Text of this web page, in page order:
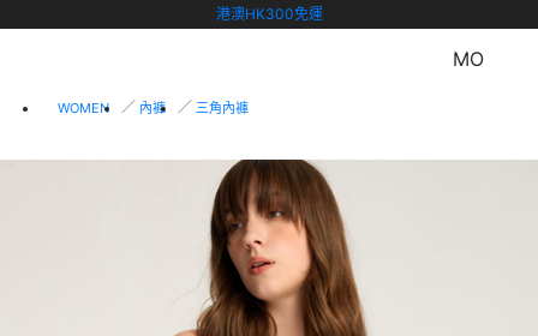
港澳HK300免運
MO
WOMEN 內褲 三角內褲